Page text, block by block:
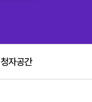
자공간